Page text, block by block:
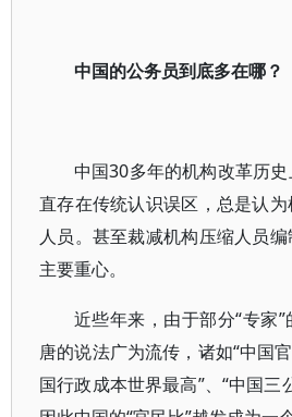
中国的公务员到底多在哪？
中国30多年的机构改革历
直存在传统认识误区，总是认
人员。甚至裁减机构压缩人员
主要重心。
近些年来，由于部分“专家
唐的说法广为流传，诸如“中国
国行政成本世界最高”、“中国三